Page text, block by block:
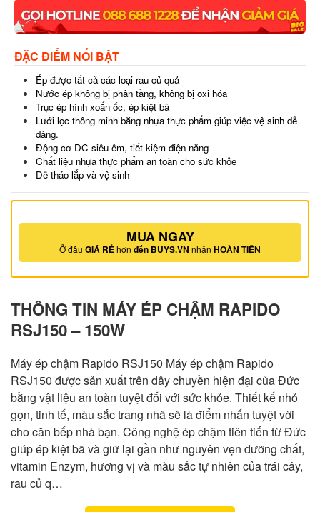
ĐẶC ĐIỂM NỔI BẬT
Ép được tất cả các loại rau củ quả
Nước ép không bị phân tầng, không bị oxi hóa
Trục ép hình xoắn ốc, ép kiệt bã
Lưới lọc thông minh bằng nhựa thực phẩm giúp việc vệ sinh dễ
dàng.
Động cơ DC siêu êm, tiết kiệm điện năng
Chất liệu nhựa thực phẩm an toàn cho sức khỏe
Dễ tháo lắp và vệ sinh
MUA NGAY
Ở đâu GIÁ RẺhơn đến BUYS.VN nhận HOÀN TIỀN
THÔNG TIN MÁY ÉP CHẬM RAPIDO
RSJ150 – 150W
Máy ép chậm Rapido RSJ150 Máy ép chậm Rapido
RSJ150 được sản xuất trên dây chuyền hiện đại của Đức
bằng vật liệu an toàn tuyệt đối với sức khỏe. Thiết kế nhỏ
gọn, tinh tế, màu sắc trang nhã sẽ là điểm nhấn tuyệt vời
cho căn bếp nhà bạn. Công nghệ ép chậm tiên tiến từ Đức
giúp ép kiệt bã và giữ lại gần như nguyên vẹn dưỡng chất,
vitamin Enzym, hương vị và màu sắc tự nhiên của trái cây,
rau củ q…